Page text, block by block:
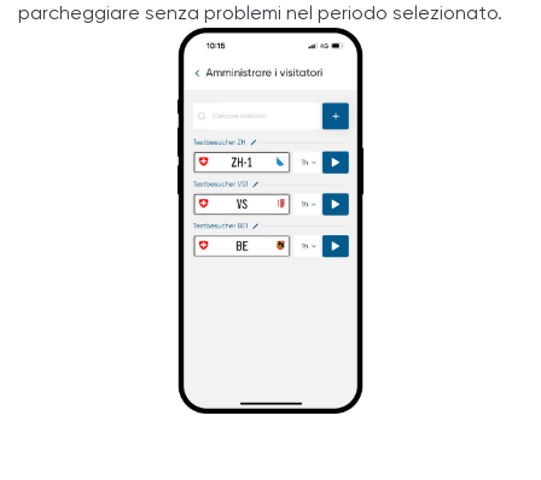
parcheggiare senza problemi nel periodo selezionato.